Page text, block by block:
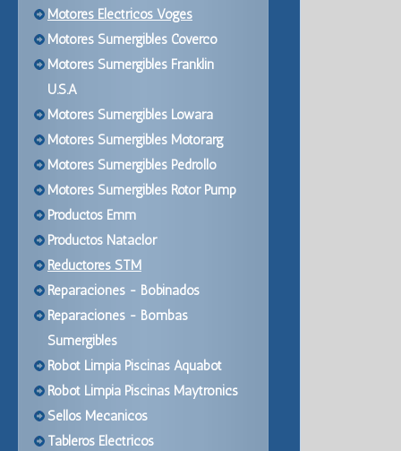
Motores Electricos Voges
Motores Sumergibles Coverco
Motores Sumergibles Franklin
U.S.A
Motores Sumergibles Lowara
Motores Sumergibles Motorarg
Motores Sumergibles Pedrollo
Motores Sumergibles Rotor Pump
Productos Emm
Productos Nataclor
Reductores STM
Reparaciones - Bobinados
Reparaciones - Bombas
Sumergibles
Robot Limpia Piscinas Aquabot
Robot Limpia Piscinas Maytronics
Sellos Mecanicos
Tableros Electricos